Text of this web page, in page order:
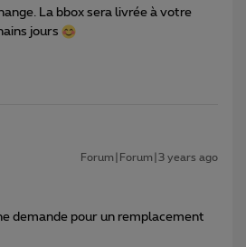
La bbox sera livrée à votre
jours
Forum|Forum|3 years ago
demande pour un remplacement